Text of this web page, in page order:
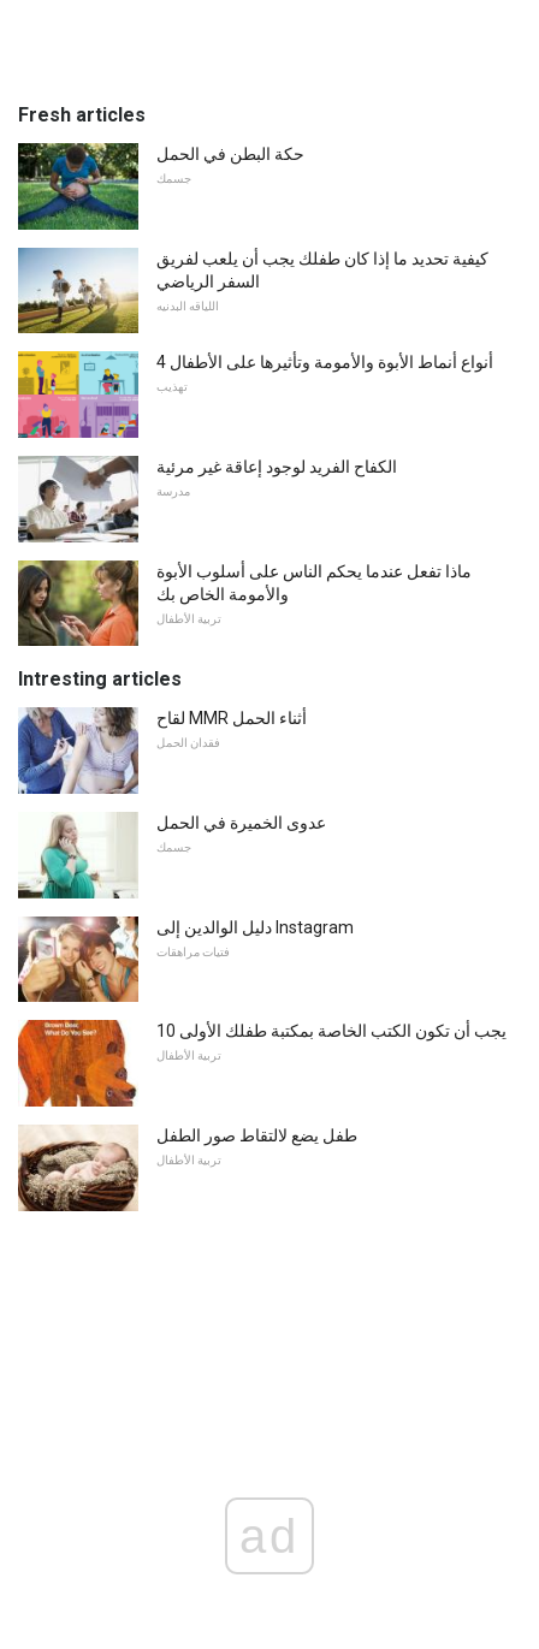
Fresh articles
حكة البطن في الحمل
جسمك
كيفية تحديد ما إذا كان طفلك يجب أن يلعب لفريق
السفر الرياضي
اللياقه البدنيه
4 أنواع أنماط الأبوة والأمومة وتأثيرها على الأطفال
تهذيب
الكفاح الفريد لوجود إعاقة غير مرئية
مدرسة
ماذا تفعل عندما يحكم الناس على أسلوب الأبوة
والأمومة الخاص بك
تربية الأطفال
Intresting articles
لقاح MMR أثناء الحمل
فقدان الحمل
عدوى الخميرة في الحمل
جسمك
دليل الوالدين إلى Instagram
فتيات مراهقات
10 يجب أن تكون الكتب الخاصة بمكتبة طفلك الأولى
تربية الأطفال
طفل يضع لالتقاط صور الطفل
تربية الأطفال
ad